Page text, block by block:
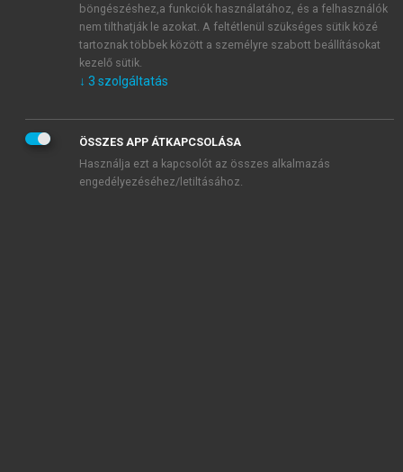
Általános vásárlási feltételeket, valamint a szotar.netés a
mersz.huoldalak licencszerződéseiben foglaltakat
tudomásul veszem és elfogadom.
KIPRÓBÁLOM
böngészéshez,a funkciók használatához, és a felhasználók
nem tilthatják le azokat. A feltétlenül szükséges sütik közé
tartoznak többek között a személyre szabott beállításokat
kezelő sütik.
↓ 3 szolgáltatás
ÖSSZES APP ÁTKAPCSOLÁSA
Használja ezt a kapcsolót az összes alkalmazás
engedélyezéséhez/letiltásához.